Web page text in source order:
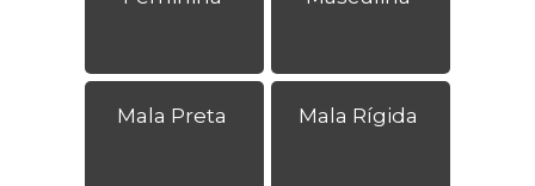
Mala Preta Mala Rígida